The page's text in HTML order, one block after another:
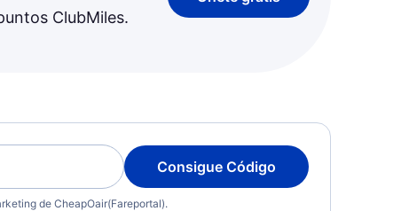
ClubMiles.
Consigue Código
de CheapOair(Fareportal).